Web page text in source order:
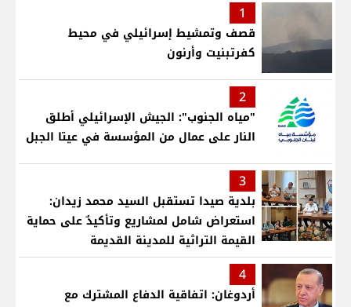
1
قصف وتمشيط إسرائيلي في محيط
كفرتبنيت وأرنون
2
"مياه الجنوب": الجيش الإسرائيلي أطلق
النار على عمال من المؤسسة في عيتا الجبل
3
بلدية صيدا تستقبل السيد محمد زيدان:
استعراض شامل لمشاريع وتأكيدٌ على حماية
القيمة التراثية للمدينة القديمة
4
أردوغان: اتفاقية الدفاع المشترك مع